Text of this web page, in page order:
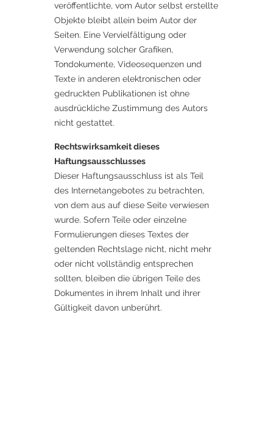
veröffentlichte, vom Autor selbst erstellte
Objekte bleibt allein beim Autor der
Seiten. Eine Vervielfältigung oder
Verwendung solcher Grafiken,
Tondokumente, Videosequenzen und
Texte in anderen elektronischen oder
gedruckten Publikationen ist ohne
ausdrückliche Zustimmung des Autors
nicht gestattet.
Rechtswirksamkeit dieses
Haftungsausschlusses
Dieser Haftungsausschluss ist als Teil
des Internetangebotes zu betrachten,
von dem aus auf diese Seite verwiesen
wurde. Sofern Teile oder einzelne
Formulierungen dieses Textes der
geltenden Rechtslage nicht, nicht mehr
oder nicht vollständig entsprechen
sollten, bleiben die übrigen Teile des
Dokumentes in ihrem Inhalt und ihrer
Gültigkeit davon unberührt.